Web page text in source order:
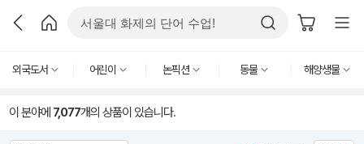
외국도서 어린이 논픽션 동물 해양생물
이 분야에 7,077개의 상품이 있습니다.